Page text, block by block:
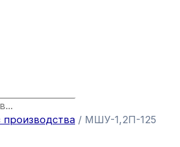
производства / МШУ-1,2П-125